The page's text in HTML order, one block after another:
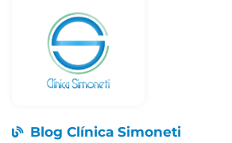
Blog Clínica Simoneti